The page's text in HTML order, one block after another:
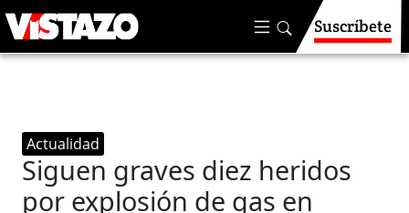
Suscríbete
Actualidad
Siguen graves diez heridos
por explosión de gas en